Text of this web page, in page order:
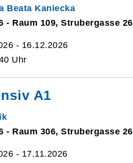
Beata Kaniecka
- Raum 109, Strubergasse 26
- 16.12.2026
Uhr
A1
- Raum 306, Strubergasse 26
- 17.11.2026